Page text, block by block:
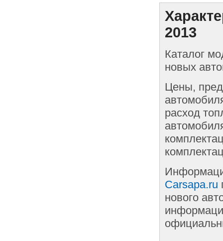
2013
Каталог
новых
Цены,
расход
Carsapa.ru
нового